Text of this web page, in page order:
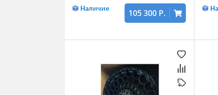
Наличие 105 300 Р.